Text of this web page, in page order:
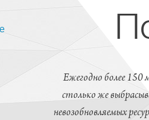
Ежегодно более 150
столько же
невозобновляемых